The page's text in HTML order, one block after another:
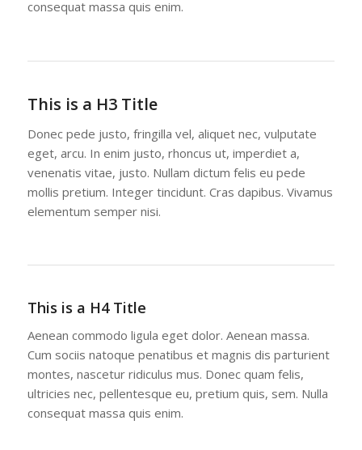
consequat massa quis enim.
This is a H3 Title
Donec pede justo, fringilla vel, aliquet nec, vulputate
eget, arcu. In enim justo, rhoncus ut, imperdiet a,
venenatis vitae, justo. Nullam dictum felis eu pede
mollis pretium. Integer tincidunt. Cras dapibus. Vivamus
elementum semper nisi.
This is a H4 Title
Aenean commodo ligula eget dolor. Aenean massa.
Cum sociis natoque penatibus et magnis dis parturient
montes, nascetur ridiculus mus. Donec quam felis,
ultricies nec, pellentesque eu, pretium quis, sem. Nulla
consequat massa quis enim.